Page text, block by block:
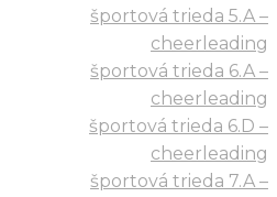
športová trieda 5.A –
cheerleading
športová trieda 6.A –
cheerleading
športová trieda 6.D –
cheerleading
športová trieda 7.A –